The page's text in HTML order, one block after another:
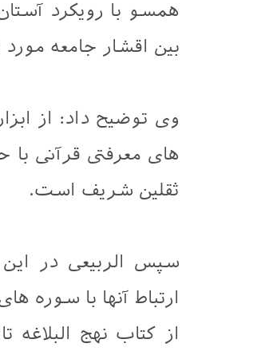
همسو با رویکرد
بین اقشار جامعه مورد
وی توضیح داد: از
های معرفتی قرآنی با
ثقلین شریف است.
سپس الربيعی در
ارتباط آنها با
از کتاب نهج البلاغه